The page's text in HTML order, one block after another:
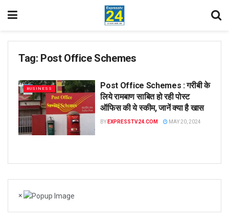
Tag: Post Office Schemes
BUSINESS
Post Office Schemes : गरीबी के
लिये रामबाण साबित हो रही पोस्ट
ऑफिस की ये स्कीम, जानें क्या है खास
BY EXPRESSTV24.COM MAY 20, 2024
×